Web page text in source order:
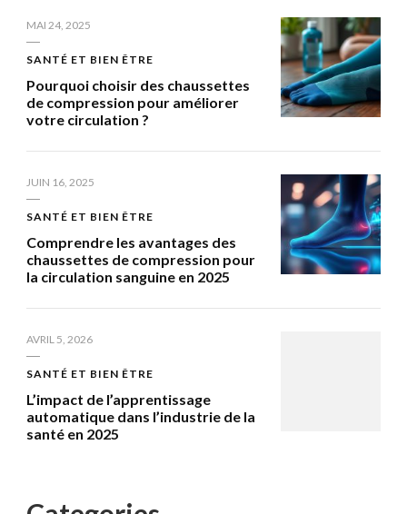
MAI 24, 2025
SANTÉ ET BIEN ÊTRE
Pourquoi choisir des chaussettes
de compression pour améliorer
votre circulation ?
JUIN 16, 2025
SANTÉ ET BIEN ÊTRE
Comprendre les avantages des
chaussettes de compression pour
la circulation sanguine en 2025
AVRIL 5, 2026
SANTÉ ET BIEN ÊTRE
L’impact de l’apprentissage
automatique dans l’industrie de la
santé en 2025